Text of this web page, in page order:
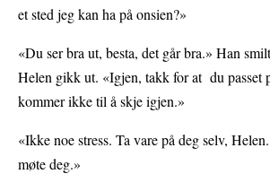
et sted jeg kan ha på onsien?»
«Du ser bra ut, besta, det går bra.» Han
Helen gikk ut. «Igjen, takk for at du passet
kommer ikke til å skje igjen.»
«Ikke noe stress. Ta vare på deg selv,
møte deg.»